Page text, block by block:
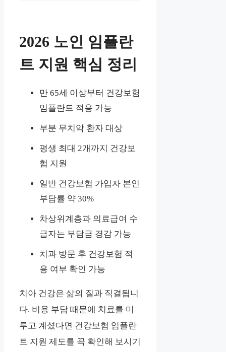
2026 노인 임플란
트 지원 핵심 정리
만 65세 이상부터 건강보험
임플란트 적용 가능
부분 무치악 환자 대상
평생 최대 2개까지 건강보
험 지원
일반 건강보험 가입자 본인
부담률 약 30%
차상위계층과 의료급여 수
급자는 부담금 경감 가능
치과 방문 후 건강보험 적
용 여부 확인 가능
치아 건강은 삶의 질과 직결됩니
다. 비용 부담 때문에 치료를 미
루고 계셨다면 건강보험 임플란
트 지원 제도를 꼭 확인해 보시기